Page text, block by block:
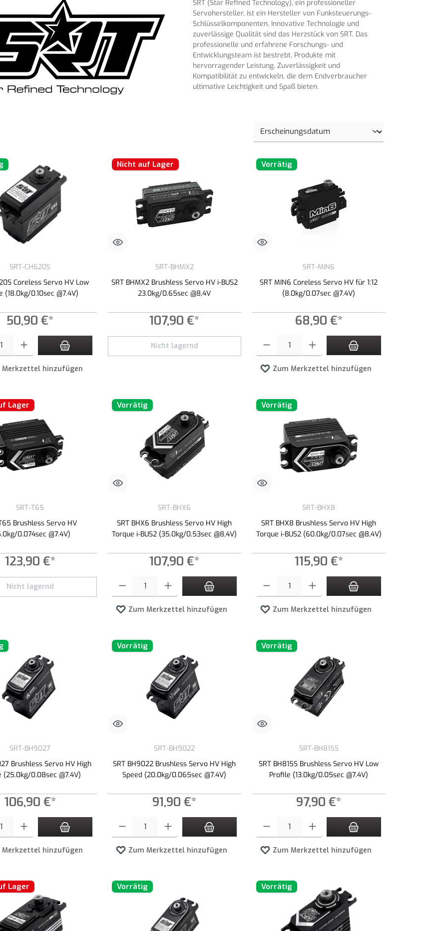
SRT (Star Refined Technology), ein professioneller
Servohersteller, ist ein Hersteller von Funksteuerungs-
Schlüsselkomponenten. Innovative Technologie und
zuverlässige Qualität sind das Herzstück von SRT. Das
professionelle und erfahrene Forschungs- und
Entwicklungsteam ist bestrebt, Produkte mit
hervorragender Leistung, Zuverlässigkeit und
Kompatibilität zu entwickeln, die dem Endverbraucher
ultimative Leichtigkeit und Spaß bieten.
SRT-CH620S
Coreless Servo HV Low
(18.0kg/0.10sec @7.4V)
50,90 €*
Gib den gewünschten Wert ein oder benutze die Schaltflächen um die Anzahl zu erhöhen oder zu reduzieren.
Merkzettel hinzufügen
Nicht auf Lager
SRT-BHMX2
SRT BHMX2 Brushless Servo HV i-BUS2
23.0kg/0.65sec @8,4V
107,90 €*
Nicht lagernd
Vorrätig
SRT-MIN6
SRT MIN6 Coreless Servo HV für 1:12
(8.0kg/0.07sec @7.4V)
68,90 €*
Produkt Anzahl: Gib den gewünschten Wert ein oder benutze
Zum Merkzettel hinzufügen
Lager
SRT-T65
Brushless Servo HV
0.074sec @7.4V)
123,90 €*
Nicht lagernd
Vorrätig
SRT-BHX6
SRT BHX6 Brushless Servo HV High
Torque i-BUS2 (35.0kg/0.53sec @8,4V)
107,90 €*
Produkt Anzahl: Gib den gewünschten Wert ein oder benutze die Schaltflächen um die Anzahl zu erhöhen oder zu
Zum Merkzettel hinzufügen
Vorrätig
SRT-BHX8
SRT BHX8 Brushless Servo HV High
Torque i-BUS2 (60.0kg/0.07sec @8,4V)
115,90 €*
Produkt Anzahl: Gib den gewünschten Wert ein oder benutze
Zum Merkzettel hinzufügen
SRT-BH9027
Brushless Servo HV High
(25.0kg/0.08sec @7.4V)
106,90 €*
Gib den gewünschten Wert ein oder benutze die Schaltflächen um die Anzahl zu erhöhen oder zu reduzieren.
Merkzettel hinzufügen
Vorrätig
SRT-BH9022
SRT BH9022 Brushless Servo HV High
Speed (20.0kg/0.065sec @7.4V)
91,90 €*
Produkt Anzahl: Gib den gewünschten Wert ein oder benutze die Schaltflächen um die Anzahl zu erhöhen oder zu
Zum Merkzettel hinzufügen
Vorrätig
SRT-BH815S
SRT BH815S Brushless Servo HV Low
Profile (13.0kg/0.05sec @7.4V)
97,90 €*
Produkt Anzahl: Gib den gewünschten Wert ein oder benutze
Zum Merkzettel hinzufügen
Lager Vorrätig Vorrätig